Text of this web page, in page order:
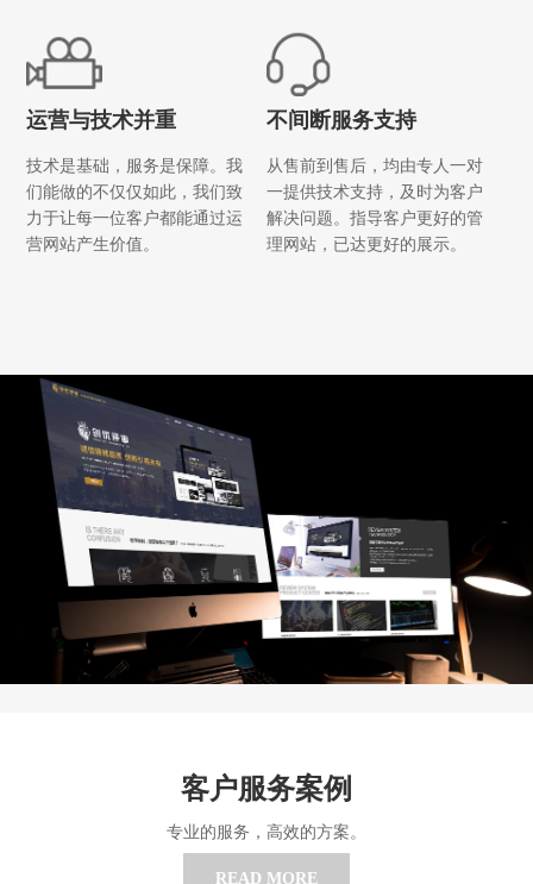
运营与技术并重
技术是基础，服务是保障。我
们能做的不仅仅如此，我们致
力于让每一位客户都能通过运
营网站产生价值。
不间断服务支持
从售前到售后，均由专人一对
一提供技术支持，及时为客户
解决问题。指导客户更好的管
理网站，已达更好的展示。
客户服务案例
专业的服务，高效的方案。
READ MORE